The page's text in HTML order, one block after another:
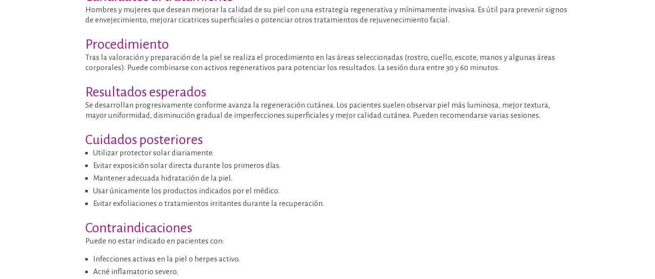
Hombres y mujeres que desean mejorar la calidad de su piel con una estrategia regenerativa y mínimamente invasiva. Es útil para prevenir signos
de envejecimiento, mejorar cicatrices superficiales o potenciar otros tratamientos de rejuvenecimiento facial.
Procedimiento
Tras la valoración y preparación de la piel se realiza el procedimiento en las áreas seleccionadas (rostro, cuello, escote, manos y algunas áreas
corporales). Puede combinarse con activos regenerativos para potenciar los resultados. La sesión dura entre 30 y 60 minutos.
Resultados esperados
Se desarrollan progresivamente conforme avanza la regeneración cutánea. Los pacientes suelen observar piel más luminosa, mejor textura,
mayor uniformidad, disminución gradual de imperfecciones superficiales y mejor calidad cutánea. Pueden recomendarse varias sesiones.
Cuidados posteriores
Utilizar protector solar diariamente.
Evitar exposición solar directa durante los primeros días.
Mantener adecuada hidratación de la piel.
Usar únicamente los productos indicados por el médico.
Evitar exfoliaciones o tratamientos irritantes durante la recuperación.
Contraindicaciones
Puede no estar indicado en pacientes con:
Infecciones activas en la piel o herpes activo.
Acné inflamatorio severo.